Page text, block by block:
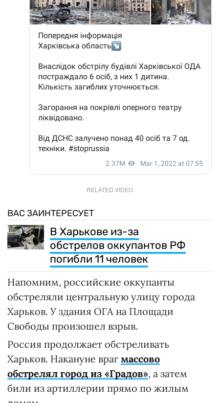
RELATED VIDEO
ВАС ЗАИНТЕРЕСУЕТ
В Харькове из-за
обстрелов оккупантов РФ
погибли 11 человек
Напомним, российские оккупанты
обстреляли центральную улицу города
Харьков. У здания ОГА на Площади
Свободы произошел взрыв.
Россия продолжает обстреливать
Харьков. Накануне враг массово
обстрелял город из «Градов», а затем
били из артиллерии прямо по жилым